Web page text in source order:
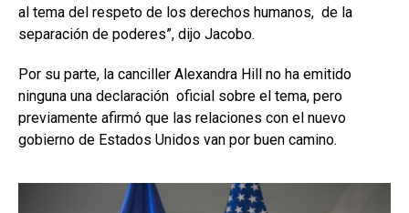
al tema del respeto de los derechos humanos, de la
separación de poderes”, dijo Jacobo.
Por su parte, la canciller Alexandra Hill no ha emitido
ninguna una declaración oficial sobre el tema, pero
previamente afirmó que las relaciones con el nuevo
gobierno de Estados Unidos van por buen camino.